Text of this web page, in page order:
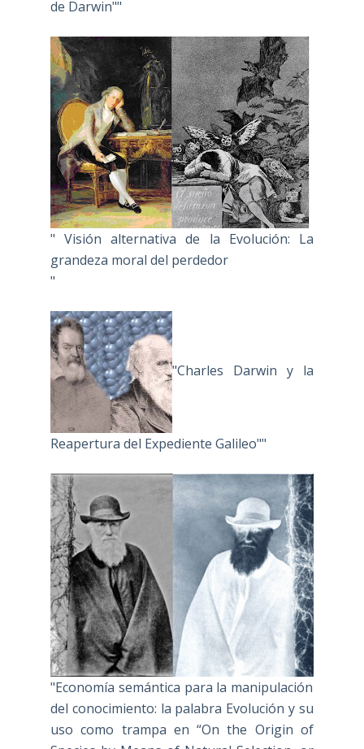
de Darwin""
" Visión alternativa de la Evolución: La
grandeza moral del perdedor
"
"Charles Darwin y la
Reapertura del Expediente Galileo""
"Economía semántica para la manipulación
del conocimiento: la palabra Evolución y su
uso como trampa en “On the Origin of